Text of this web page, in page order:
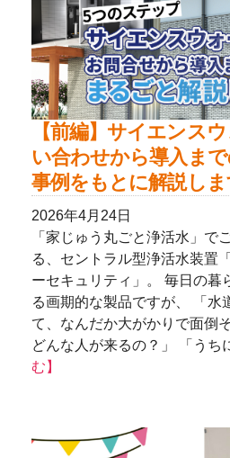
【前編】サイエンス
い合わせから導入ま
事例をもとに解説しま
2026年4月24日
「家じゅう丸ごと浄活水」で
る、セントラル型浄活水装置
ーセキュリティ」。 毎日の暮
る画期的な製品ですが、 「水
て、なんだか大がかりで面倒
どんな人が来るの？」 「うち
む】